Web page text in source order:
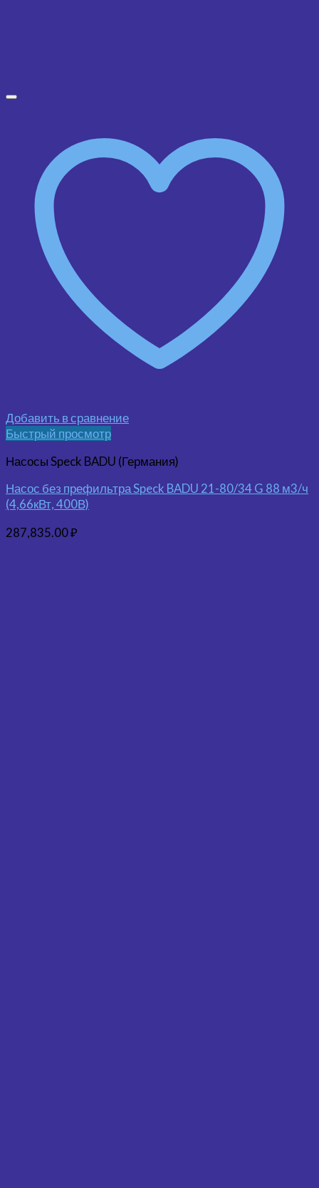
Добавить в сравнение
Быстрый просмотр
Насосы Speck BADU (Германия)
Насос без префильтра Speck BADU 21-80/34 G 88 м3/ч
(4,66кВт, 400В)
287,835.00₽